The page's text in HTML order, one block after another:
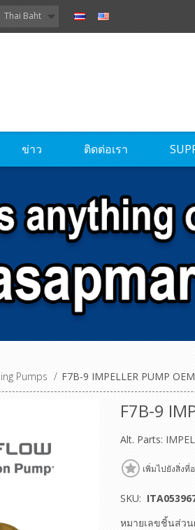
Thai Baht
ข่าว ติดต่อเรา
Pumps / F7B-9 IMPELLER PUMP OEM
F7B-9
Alt. Parts:
เพิ่มไปยังสิ่งที่
SKU:
หมายเลขชิ้นส่วน